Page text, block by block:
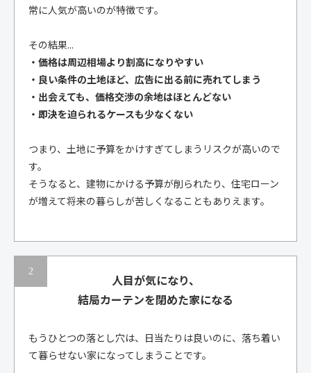
常に人気が高いのが特徴です。
その結果...
・価格は周辺相場より割高になりやすい
・良い条件の土地ほど、広告に出る前に売れてしまう
・出会えても、価格交渉の余地はほとんどない
・即決を迫られるケースも少なくない
つまり、土地に予算をかけすぎてしまうリスクが高いので
す。
そうなると、建物にかける予算が削られたり、住宅ローン
が増えて将来の暮らしが苦しくなることもありえます。
人目が気になり、
結局カーテンを閉めた家になる
もうひとつの落とし穴は、日当たりは良いのに、落ち着い
て暮らせない家になってしまうことです。